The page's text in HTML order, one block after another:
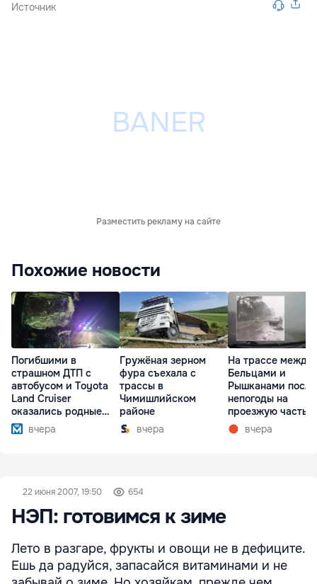
Источник
Разместить рекламу на сайте
Похожие новости
Погибшими в
страшном ДТП с
автобусом и Toyota
Land Cruiser
оказались родные
братьявчера
Гружёная зерном
фура съехала с
трассы в
Чимишлийском
районе
вчера
На трассе между
Бельцами и
Рышканами после
непогоды на
проезжую часть
упали деревья
вчера
22 июня 2007, 19:50 654
НЭП: готовимся к зиме
Лето в разгаре, фрукты и овощи не в дефиците.
Ешь да радуйся, запасайся витаминами и не